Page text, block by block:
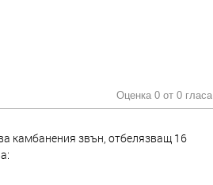
Оценка 0 от 0 гласа
камбанения звън, отбелязващ 16